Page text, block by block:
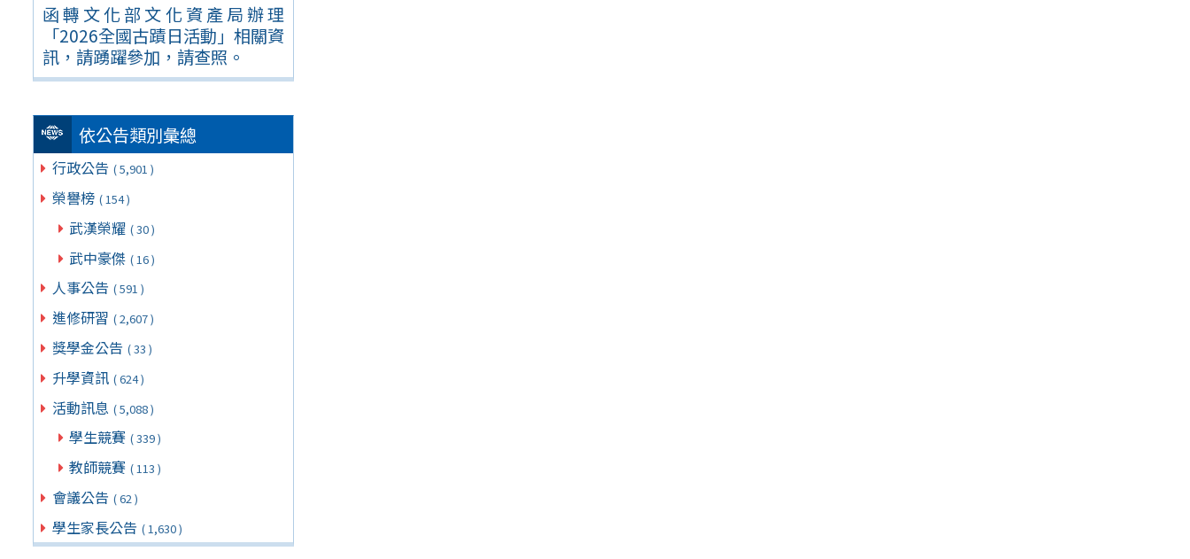
函轉文化部文化資產局辦理
「2026全國古蹟日活動」相關資
訊，請踴躍參加，請查照。
依公告類別彙總
行政公告 ( 5,901 )
榮譽榜 ( 154 )
武漢榮耀 ( 30 )
武中豪傑 ( 16 )
人事公告 ( 591 )
進修研習 ( 2,607 )
獎學金公告 ( 33 )
升學資訊 ( 624 )
活動訊息 ( 5,088 )
學生競賽 ( 339 )
教師競賽 ( 113 )
會議公告 ( 62 )
學生家長公告 ( 1,630 )